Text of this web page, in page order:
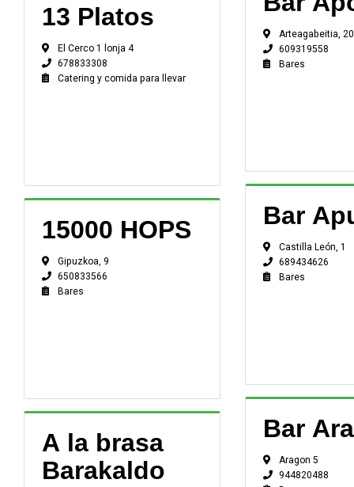
13 Platos
El Cerco 1 lonja 4
678833308
Catering y comida para llevar
15000 HOPS
Gipuzkoa, 9
650833566
Bares
A la brasa
Barakaldo
Arteagabeitia,
609319558
Bares
Bar
Castilla León, 1
689434626
Bares
Bar
Aragon 5
944820488